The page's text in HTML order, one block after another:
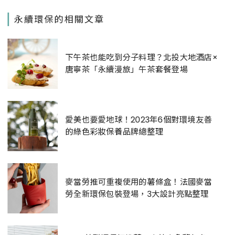
永續環保的相關文章
下午茶也能吃到分子料理？北投大地酒店×
唐寧茶「永續漫旅」午茶套餐登場
愛美也要愛地球！2023年6個對環境友善
的綠色彩妝保養品牌總整理
麥當勞推可重複使用的薯條盒！法國麥當
勞全新環保包裝登場，3大設計亮點整理